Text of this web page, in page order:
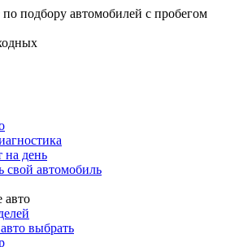
по подбору автомобилей с пробегом
на день
свой автомобиль
выбрать